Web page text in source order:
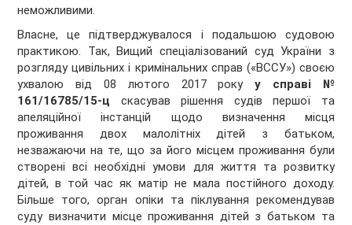
неможливими.
Власне, це підтверджувалося і подальшою судовою
практикою. Так, Вищий спеціалізований суд України з
розгляду цивільних і кримінальних справ («ВССУ») своєю
ухвалою від 08 лютого 2017 рокуу справі №
161/16785/15-ц скасував рішення судів першої та
апеляційної інстанцій щодо визначення місця
проживання двох малолітніх дітей з батьком,
незважаючи на те, що за його місцем проживання були
створені всі необхідні умови для життя та розвитку
дітей, в той час як матір не мала постійного доходу.
Більше того, орган опіки та піклування рекомендував
суду визначити місце проживання дітей з батьком та